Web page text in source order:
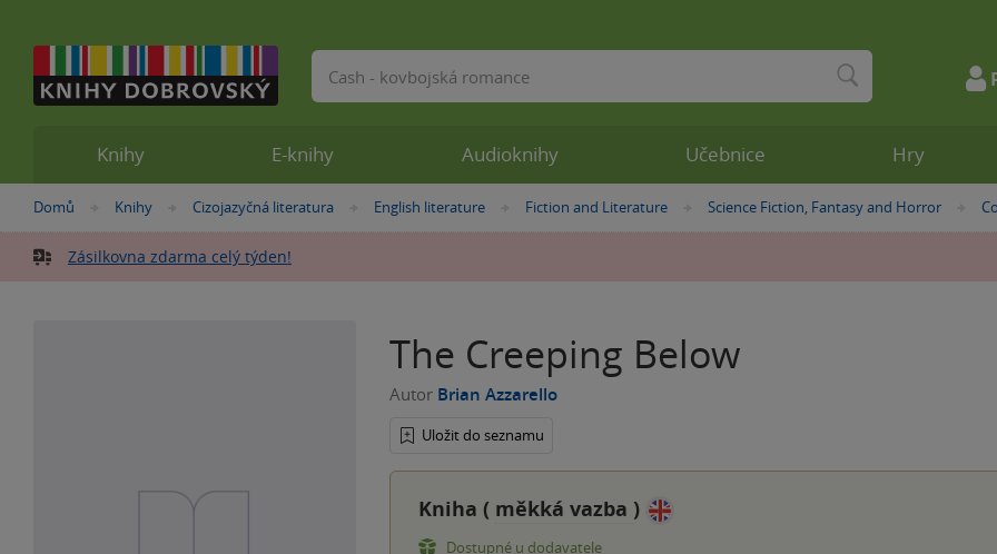
Nacházíte
zde:
Domů »
Knihy »
Cizojazyčná literatura »
English literature »Fiction and Literature »
Science Fiction, Fantasy and Horror »
Zásilkovna zdarma celý týden!
The Creeping Below
Autor Brian Azzarello
Uložit do seznamu
Kniha ( měkká vazba )
Dostupné u dodavatele
Knihy E-knihy Audioknihy Učebnice Hry
Vyhledávání